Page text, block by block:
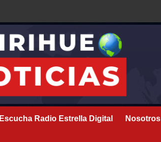
Escucha Radio Estrella Digital Nosotros